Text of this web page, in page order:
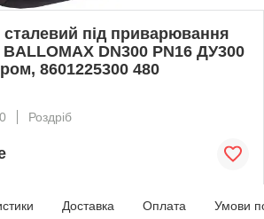
під приварювання
BALLOMAX DN300 PN16 ДУ300
8601225300 480
Роздріб
Доставка Оплата Умови